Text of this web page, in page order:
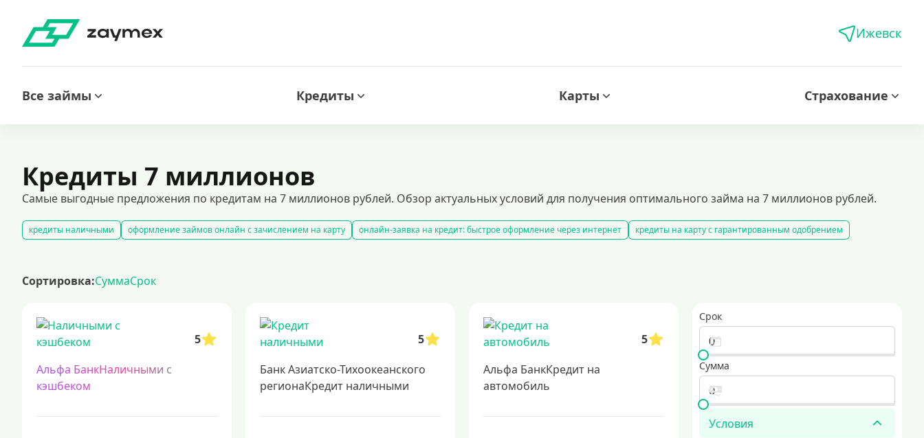
Ижевск
Все займы Кредиты Карты Страхование
Кредиты 7 миллионов
Самые выгодные предложения по кредитам на 7 миллионов рублей. Обзор актуальных условий для получения оптимального займа на 7 миллионов рублей.
кредиты наличными оформление займов онлайн с зачислением на карту онлайн-заявка на кредит: быстрое оформление через интернет
кредиты на карту с гарантированным одобрением
кредит на 300000 рублей
кредит на 500000 рублей
кредит на 200000 рублей кредиты с минимальными ставками подать заявку на кредит сразу в несколько банков
образовательные кредиты
финансирование строительства жилья: выгодные условия ипотеки для возведения собственного дома. получите кредит на строительство с минимальными процентными ставками и длительным сроком
кредиты без залога
кредит на ремонт кредиты на 5 лет потребительские кредиты
кредит наличными для любых ваших потребностей
срочный кредит подбор кредита
Сортировка:СуммаСрок
Срок
Сумма
Условия
5
Альфа БанкНаличными с
кэшбеком
5
Банк Азиатско-Тихоокеанского
регионаКредит наличными
5
Альфа БанкКредит на
автомобиль